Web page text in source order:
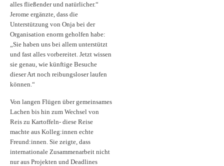
alles fließender und natürlicher.“
Jerome ergänzte, dass die
Unterstützung von Onja bei der
Organisation enorm geholfen habe:
„Sie haben uns bei allem unterstützt
und fast alles vorbereitet. Jetzt wissen
sie genau, wie künftige Besuche
dieser Art noch reibungsloser laufen
können.“
Von langen Flügen über gemeinsames
Lachen bis hin zum Wechsel von
Reis zu Kartoffeln- diese Reise
machte aus Kolleg:innen echte
Freund:innen. Sie zeigte, dass
internationale Zusammenarbeit nicht
nur aus Projekten und Deadlines